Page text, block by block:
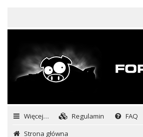
Więcej… Regulamin FAQ
Strona główna